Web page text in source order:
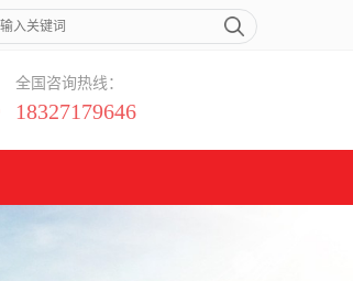
全国咨询热线：
18327179646